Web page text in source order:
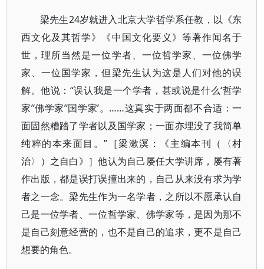
梁先生24岁就进入北京大学哲学系任教，以《东
西文化及其哲学》《中国文化要义》等著作闻名于
世，理所当然是一位学者、一位哲学家、一位佛学
家、一位国学家，但梁先生认为这是人们对他的误
解。他说：“误认我是一个学者，甚或说是什么‘哲学
家’‘佛学家’‘国学家’。……这真实于两面都不合适：一
面固然糟踏了学者以及国学家；一面亦埋没了我简单
纯粹的本来面目。”［梁漱溟：《主编本刊（〈村
治〉）之自白》］他认为自己屡任大学讲席，屡有著
作出版，都是误打误撞出来的，自己从来没有求为学
者之一念。梁先生作为一名学者，之所以不愿承认自
己是一位学者、一位哲学家、佛学家等，是因为那不
是自己刻意经营的，也不是自己的追求，更不是自己
想要的角色。